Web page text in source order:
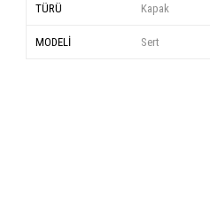
TÜRÜ Kapak
MODELİ Sert